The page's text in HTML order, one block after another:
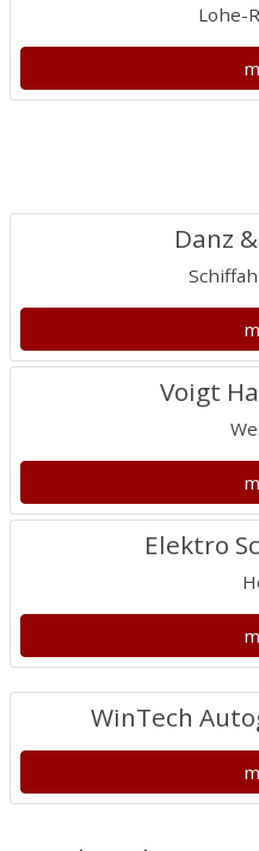
Lohe-
Danz
Voigt
Elektro
WinTech